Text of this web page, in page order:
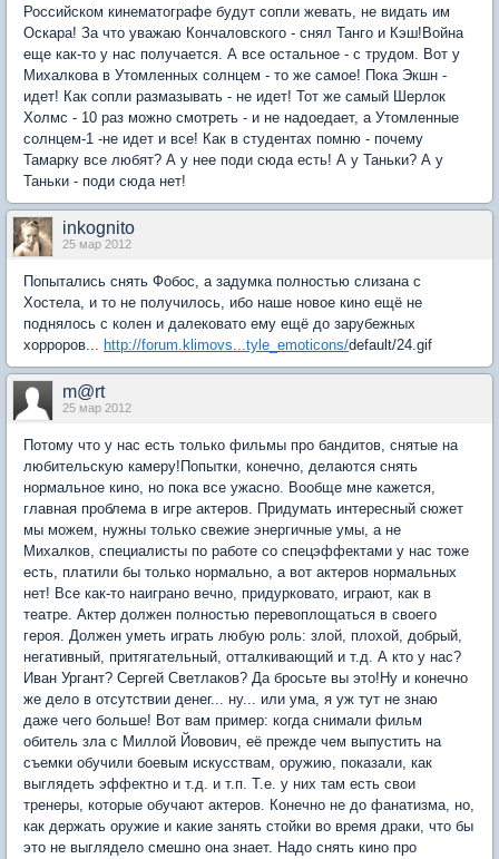
Российском кинематографе будут сопли жевать, не видать им
Оскара! За что уважаю Кончаловского - снял Танго и Кэш!Война
еще как-то у нас получается. А все остальное - с трудом. Вот у
Михалкова в Утомленных солнцем - то же самое! Пока Экшн -
идет! Как сопли размазывать - не идет! Тот же самый Шерлок
Холмс - 10 раз можно смотреть - и не надоедает, а Утомленные
солнцем-1 -не идет и все! Как в студентах помню - почему
Тамарку все любят? А у нее поди сюда есть! А у Таньки? А у
Таньки - поди сюда нет!
inkognito
25 мар 2012
Попытались снять Фобос, а задумка полностью слизана с
Хостела, и то не получилось, ибо наше новое кино ещё не
поднялось с колен и далековато ему ещё до зарубежных
хорроров... http://forum.klimovs...tyle_emoticons/default/24.gif
m@rt
25 мар 2012
Потому что у нас есть только фильмы про бандитов, снятые на
любительскую камеру!Попытки, конечно, делаются снять
нормальное кино, но пока все ужасно. Вообще мне кажется,
главная проблема в игре актеров. Придумать интересный сюжет
мы можем, нужны только свежие энергичные умы, а не
Михалков, специалисты по работе со спецэффектами у нас тоже
есть, платили бы только нормально, а вот актеров нормальных
нет! Все как-то наиграно вечно, придурковато, играют, как в
театре. Актер должен полностью перевоплощаться в своего
героя. Должен уметь играть любую роль: злой, плохой, добрый,
негативный, притягательный, отталкивающий и т.д. А кто у нас?
Иван Ургант? Сергей Светлаков? Да бросьте вы это!Ну и конечно
же дело в отсутствии денег... ну... или ума, я уж тут не знаю
даже чего больше! Вот вам пример: когда снимали фильм
обитель зла с Миллой Йовович, её прежде чем выпустить на
съемки обучили боевым искусствам, оружию, показали, как
выглядеть эффектно и т.д. и т.п. Т.е. у них там есть свои
тренеры, которые обучают актеров. Конечно не до фанатизма, но,
как держать оружие и какие занять стойки во время драки, что бы
это не выглядело смешно она знает. Надо снять кино про